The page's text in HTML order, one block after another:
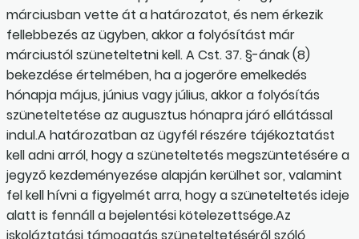
márciusban vette át a határozatot, és nem érkezik
fellebbezés az ügyben, akkor a folyósítást már
márciustól szüneteltetni kell. A Cst. 37. §-ának (8)
bekezdése értelmében, ha a jogerőre emelkedés
hónapja május, június vagy július, akkor a folyósítás
szüneteltetése az augusztus hónapra járó ellátással
indul.A határozatban az ügyfél részére tájékoztatást
kell adni arról, hogy a szüneteltetés megszüntetésére a
jegyző kezdeményezése alapján kerülhet sor, valamint
fel kell hívni a figyelmét arra, hogy a szüneteltetés ideje
alatt is fennáll a bejelentési kötelezettsége.Az